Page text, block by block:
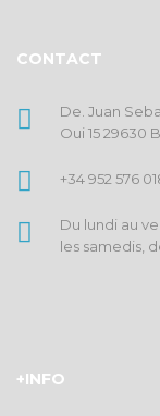
CONTACT
De. Juan
Oui 15 29630
+34 952 576
Du lundi au
les samedis,
+INFO